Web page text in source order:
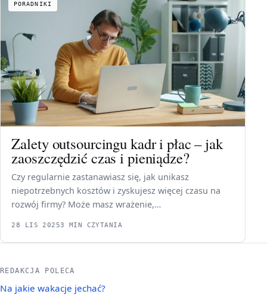
PORADNIKI
Zalety outsourcingu kadr i płac – jak
zaoszczędzić czas i pieniądze?
Czy regularnie zastanawiasz się, jak unikasz
niepotrzebnych kosztów i zyskujesz więcej czasu na
rozwój firmy? Może masz wrażenie,…
28 LIS 20253 MIN CZYTANIA
REDAKCJA POLECA
Na jakie wakacje jechać?